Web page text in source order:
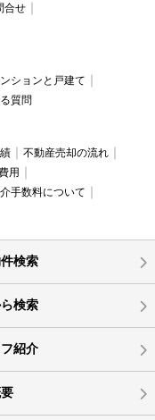
合せ
ションと戸建て
質問
不動産売却の流れ
用
手数料について
検索
検索
紹介